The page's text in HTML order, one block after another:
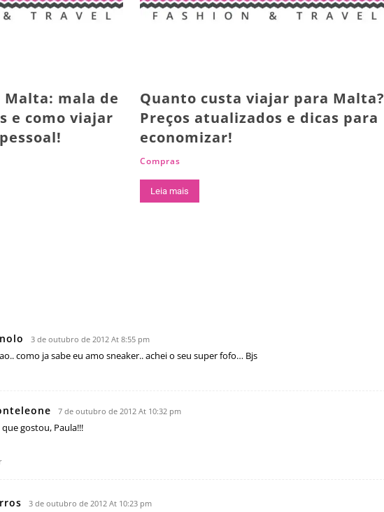
Malta: mala de
e como viajar
Quanto custa viajar para Malta?
Preços atualizados e dicas para
economizar!
Compras
Leia mais
3 de outubro de 2012 At 8:55 pm
como ja sabe eu amo sneaker.. achei o seu super fofo… Bjs
7 de outubro de 2012 At 10:32 pm
gostou, Paula!!!
3 de outubro de 2012 At 10:23 pm